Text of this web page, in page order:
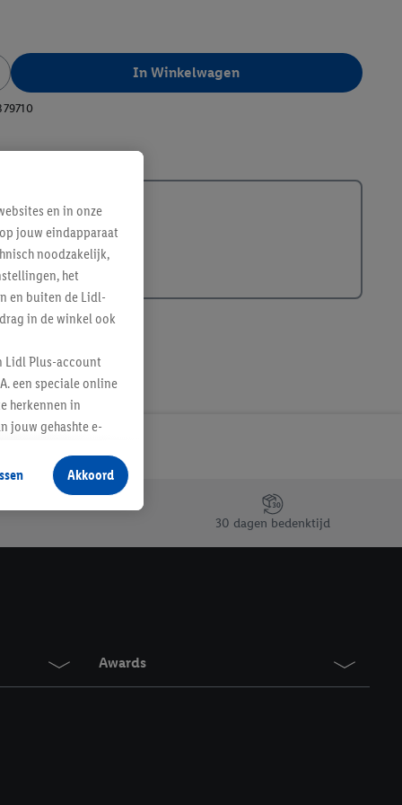
In Winkelwagen
30 dagen bedenktijd
Awards
en in onze
jouw eindapparaat
noodzakelijk,
het
en buiten de Lidl-
in de winkel ook
Lidl Plus-account
een speciale online
herkennen in
jouw gehashte e-
producten waarin je
te plaatsen
verschillende
kunnen worden
vergelijkbare
in te
Akkoord